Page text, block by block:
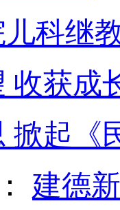
科继
收获成
掀起《
建德